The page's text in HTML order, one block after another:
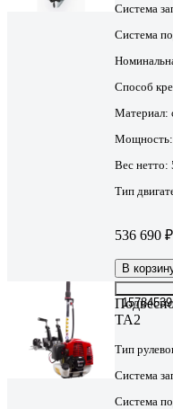
Система
Система
Способ
Материал:
Мощность:
Вес нетто:
Тип
536 690 ₽
В
15784539
TA2
Тип
Система
Система